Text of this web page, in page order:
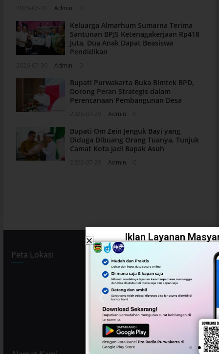
Admin
Keluarga Almarhum Sumarna Terima
Santunan BPJS Ketenagakerjaan Rp418
Juta, Dua Anak Dapat Beasiswa
Pendidikan
Admin
Bupati Purwakarta Buka Bimtek BPD,
Dorong Peran Strategis dalam
Perencanaan Pembangunan Desa
Admin
Bupati Om Zein Jenguk Bayi yang
Diduga Dibuang Orang Tuanya, Tunjuk
Camat Kota Jadi Bapak Asuh
Admin
Peta Lokasi
Iklan Layanan